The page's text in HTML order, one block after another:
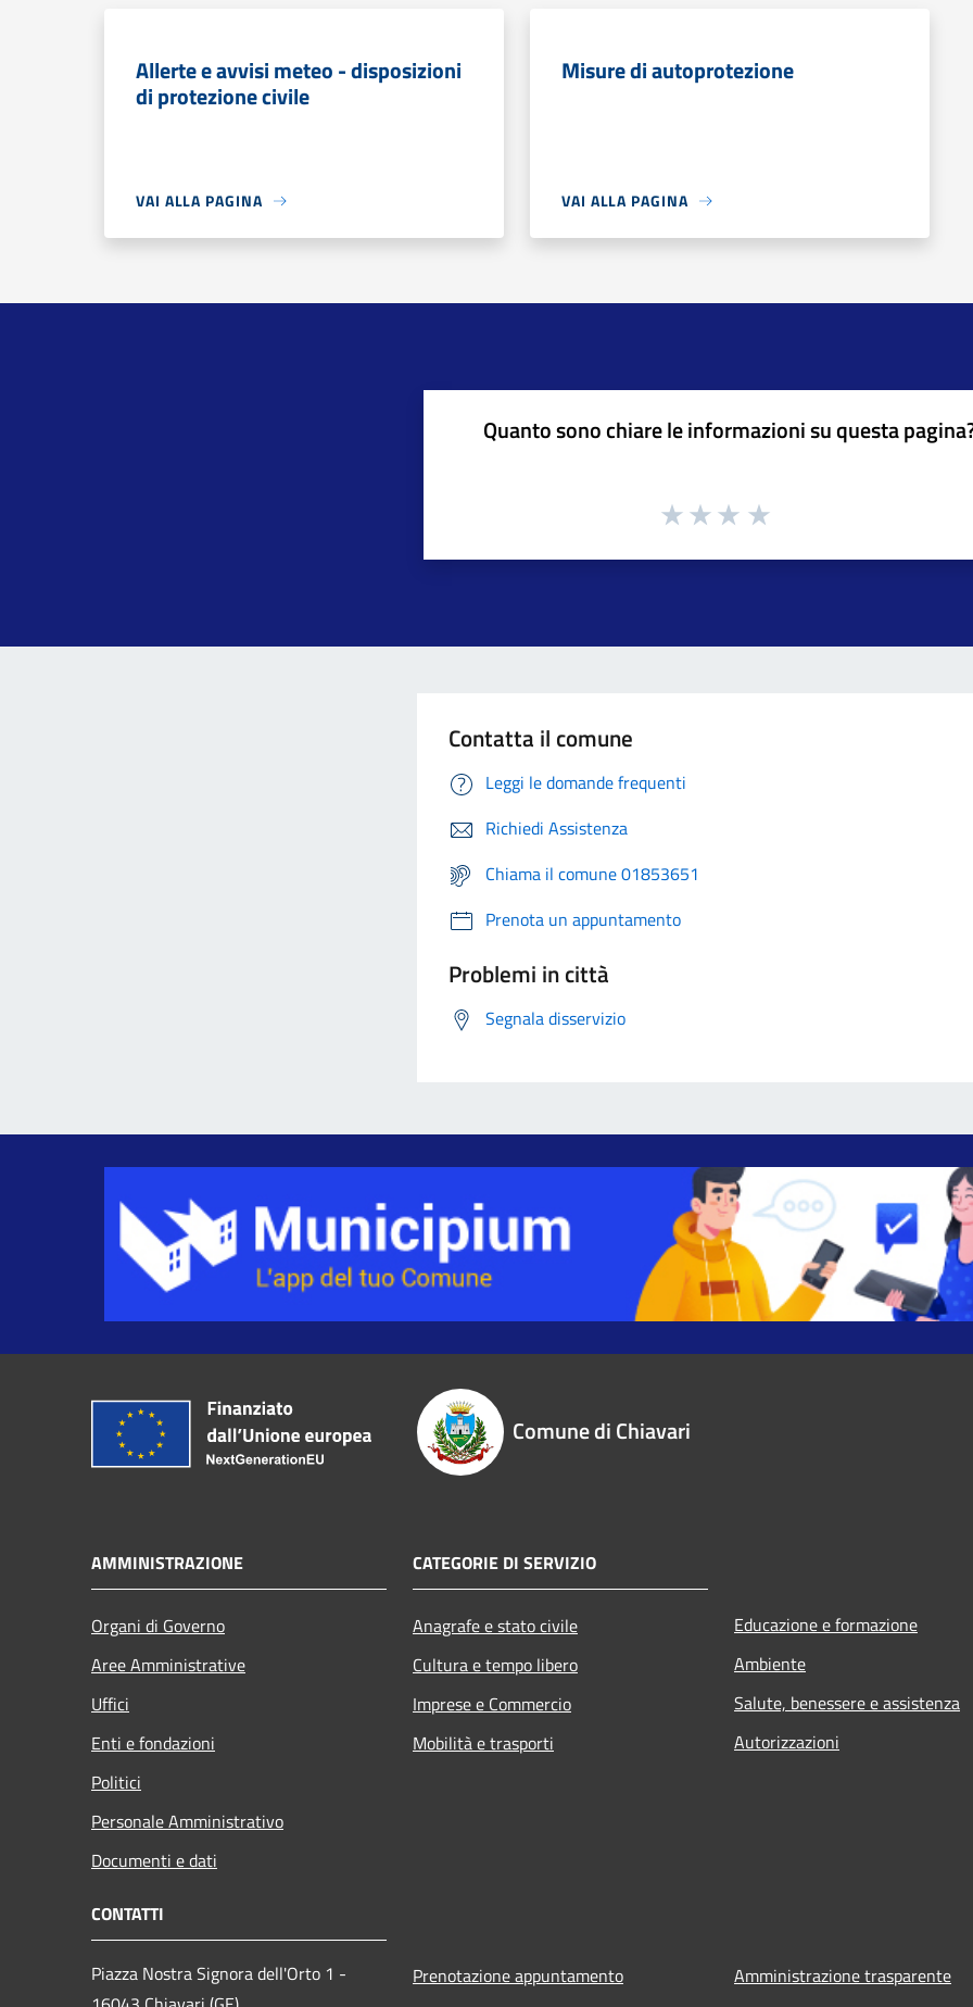
Allerte e avvisi meteo - disposizioni
di protezione civile
VAI ALLA PAGINA
Misure di autoprotezione
VAI ALLA PAGINA
Quanto sono chiare le informazioni su questa
Contatta il comune
Leggi le domande frequenti
Richiedi Assistenza
Chiama il comune 01853651
Prenota un appuntamento
Problemi in città
Segnala disservizio
Comune di Chiavari
AMMINISTRAZIONE
Organi di Governo
Aree Amministrative
Uffici
Enti e fondazioni
Politici
Personale Amministrativo
Documenti e dati
CATEGORIE DI SERVIZIO
Anagrafe e stato civile
Cultura e tempo libero
Imprese e Commercio
Mobilità e trasporti
Educazione e formazione
Ambiente
Salute, benessere e assistenza
Autorizzazioni
CONTATTI
Piazza Nostra Signora dell'Orto 1 -
Prenotazione appuntamento
Amministrazione trasparente